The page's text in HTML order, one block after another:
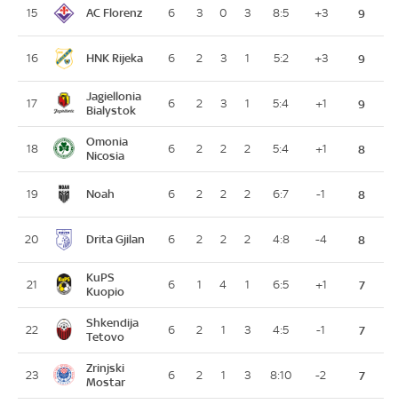
15 AC Florenz 6 3 0 3 8:5 +3 9
16 HNK Rijeka 6 2 3 1 5:2 +3 9
17
Jagiellonia
Bialystok
6 2 3 1 5:4 +1 9
18
Omonia
Nicosia
6 2 2 2 5:4 +1 8
19 Noah 6 2 2 2 6:7 -1 8
20 Drita Gjilan 6 2 2 2 4:8 -4 8
21
KuPS
Kuopio
6 1 4 1 6:5 +1 7
22
Shkendija
Tetovo
6 2 1 3 4:5 -1 7
23
Zrinjski
Mostar
6 2 1 3 8:10 -2 7